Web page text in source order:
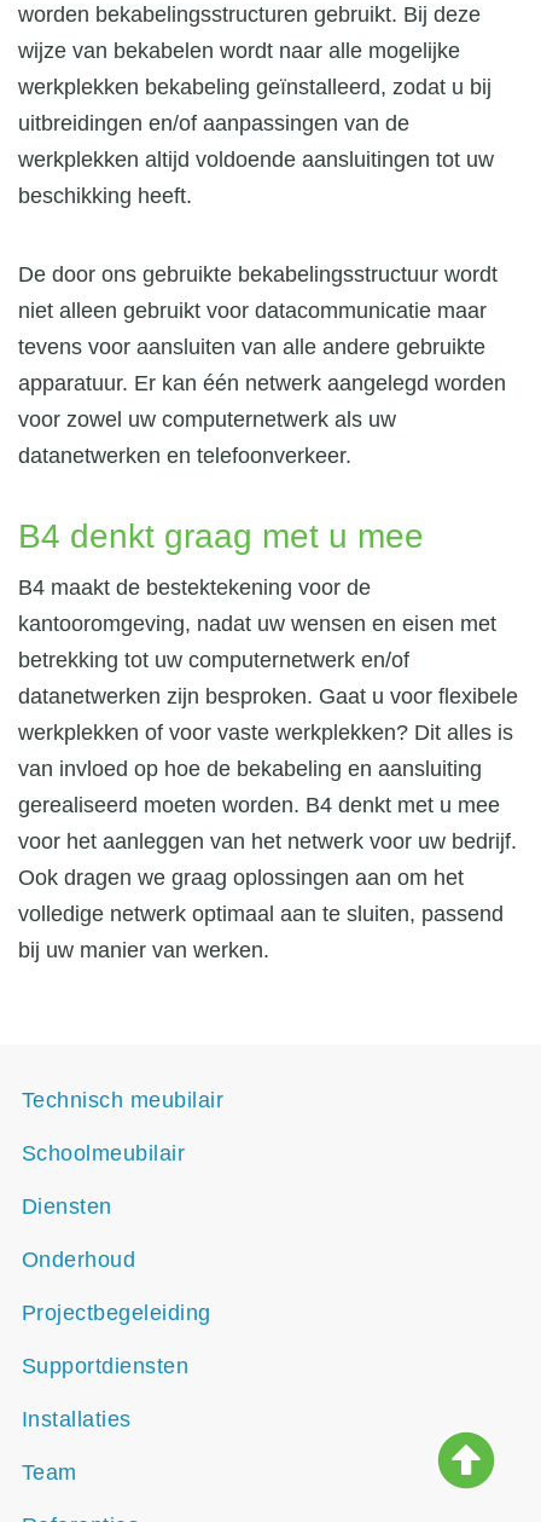
worden bekabelingsstructuren gebruikt. Bij deze
wijze van bekabelen wordt naar alle mogelijke
werkplekken bekabeling geïnstalleerd, zodat u bij
uitbreidingen en/of aanpassingen van de
werkplekken altijd voldoende aansluitingen tot uw
beschikking heeft.
De door ons gebruikte bekabelingsstructuur wordt
niet alleen gebruikt voor datacommunicatie maar
tevens voor aansluiten van alle andere gebruikte
apparatuur. Er kan één netwerk aangelegd worden
voor zowel uw computernetwerk als uw
datanetwerken en telefoonverkeer.
B4 denkt graag met u mee
B4 maakt de bestektekening voor de
kantooromgeving, nadat uw wensen en eisen met
betrekking tot uw computernetwerk en/of
datanetwerken zijn besproken. Gaat u voor flexibele
werkplekken of voor vaste werkplekken? Dit alles is
van invloed op hoe de bekabeling en aansluiting
gerealiseerd moeten worden. B4 denkt met u mee
voor het aanleggen van het netwerk voor uw bedrijf.
Ook dragen we graag oplossingen aan om het
volledige netwerk optimaal aan te sluiten, passend
bij uw manier van werken.
Technisch meubilair
Schoolmeubilair
Diensten
Onderhoud
Projectbegeleiding
Supportdiensten
Installaties
Team